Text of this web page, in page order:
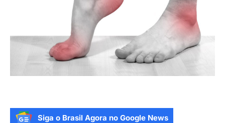
Siga o Brasil Agora no Google News